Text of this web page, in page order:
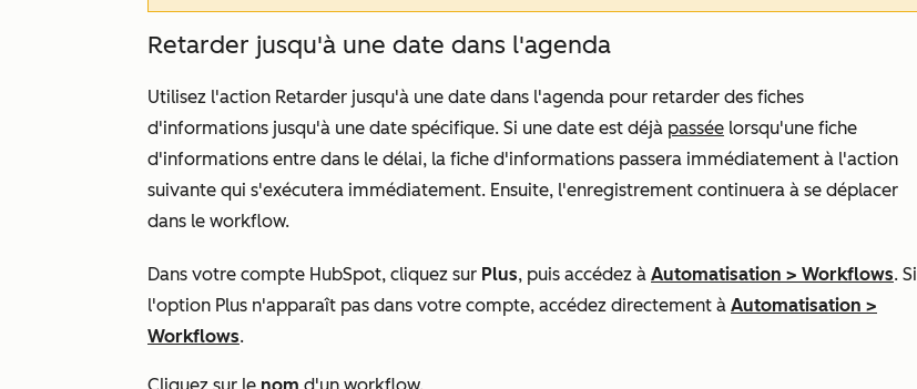
Retarder jusqu'à une date dans l'agenda
Utilisez l'action Retarder jusqu'à une date dans l'agenda pour retarder des fiches
d'informations jusqu'à une date spécifique. Si une date est déjà passée lorsqu'une fiche
d'informations entre dans le délai, la fiche d'informations passera immédiatement à l'action
suivante qui s'exécutera immédiatement. Ensuite, l'enregistrement continuera à se déplacer
dans le workflow.
Dans votre compte HubSpot, cliquez sur Plus, puis accédez à Automatisation > Workflows. Si
l'option Plus n'apparaît pas dans votre compte, accédez directement à Automatisation >
Workflows.